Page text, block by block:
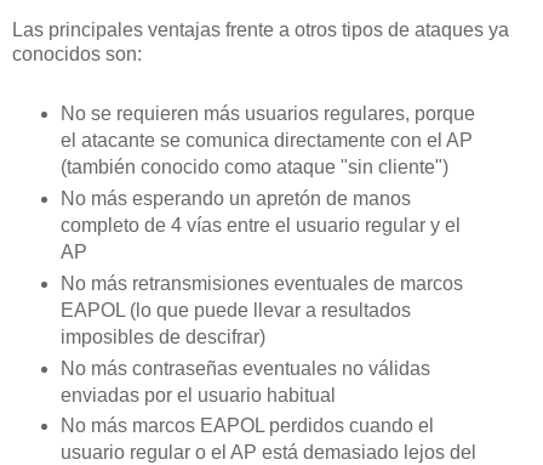
Las principales ventajas frente a otros tipos de ataques ya
conocidos son:
No se requieren más usuarios regulares, porque
el atacante se comunica directamente con el AP
(también conocido como ataque "sin cliente")
No más esperando un apretón de manos
completo de 4 vías entre el usuario regular y el
AP
No más retransmisiones eventuales de marcos
EAPOL (lo que puede llevar a resultados
imposibles de descifrar)
No más contraseñas eventuales no válidas
enviadas por el usuario habitual
No más marcos EAPOL perdidos cuando el
usuario regular o el AP está demasiado lejos del